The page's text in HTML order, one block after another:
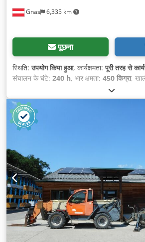
Gnas 6,335 km
पूछना
स्थिति:उपयोग किया हुआ, कार्यक्षमता:पूरी तरह से
संचालन के घंटे: 240 h, भार क्षमता: 450 किग्रा,
, ईंधन का प्रकार:
ड्राइव प्रकार:Elektro, निर्माण चौड़ाई:1,750 मिमी
मिमी,